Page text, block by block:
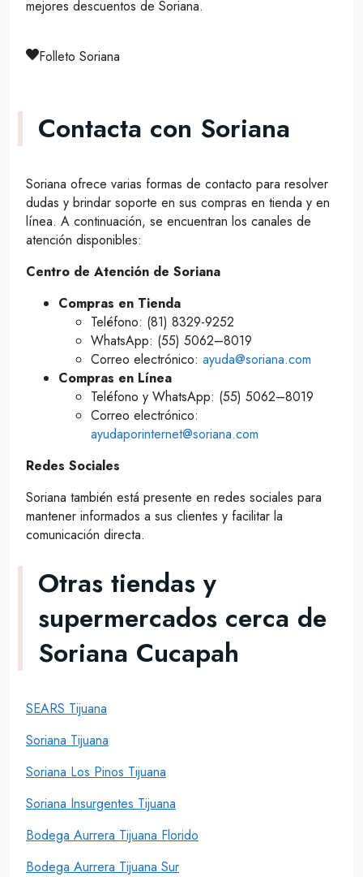
mejores descuentos de Soriana.
Folleto Soriana
Contacta con Soriana
Soriana ofrece varias formas de contacto para resolver
dudas y brindar soporte en sus compras en tienda y en
línea. A continuación, se encuentran los canales de
atención disponibles:
Centro de Atención de Soriana
Compras en Tienda
Teléfono: (81) 8329-9252
WhatsApp: (55) 5062–8019
Correo electrónico: ayuda@soriana.com
Compras en Línea
Teléfono y WhatsApp: (55) 5062–8019
Correo electrónico:
ayudaporinternet@soriana.com
Redes Sociales
Soriana también está presente en redes sociales para
mantener informados a sus clientes y facilitar la
comunicación directa.
Otras tiendas y
supermercados cerca de
Soriana Cucapah
SEARS Tijuana
Soriana Tijuana
Soriana Los Pinos Tijuana
Soriana Insurgentes Tijuana
Bodega Aurrera Tijuana Florido
Bodega Aurrera Tijuana Sur